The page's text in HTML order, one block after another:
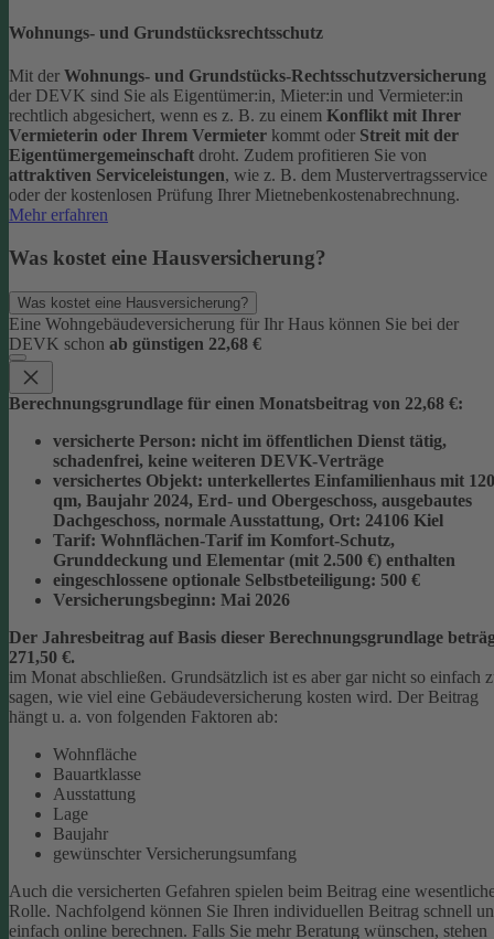
Wohnungs- und Grundstücksrechtsschutz
Mit der Wohnungs- und Grundstücks-Rechtsschutzversicherung
der DEVK sind Sie als Eigentümer:in, Mieter:in und Vermieter:in
rechtlich abgesichert, wenn es z. B. zu einem Konflikt mit Ihrer
Vermieterin oder Ihrem Vermieter kommt oder Streit mit der
Eigentümergemeinschaft droht. Zudem profitieren Sie von
attraktiven Serviceleistungen, wie z. B. dem Mustervertragsservice
oder der kostenlosen Prüfung Ihrer Mietnebenkostenabrechnung.
Mehr erfahren
Was kostet eine Hausversicherung?
Was kostet eine Hausversicherung?
Eine Wohngebäudeversicherung für Ihr Haus können Sie bei der
DEVK schon ab günstigen 22,68 €
Berechnungsgrundlage für einen Monatsbeitrag von 22,68 €:
versicherte Person: nicht im öffentlichen Dienst tätig,
schadenfrei, keine weiteren DEVK-Verträge
versichertes Objekt: unterkellertes Einfamilienhaus mit 120
qm, Baujahr 2024, Erd- und Obergeschoss, ausgebautes
Dachgeschoss, normale Ausstattung, Ort: 24106 Kiel
Tarif: Wohnflächen-Tarif im Komfort-Schutz,
Grunddeckung und Elementar (mit 2.500 €) enthalten
eingeschlossene optionale Selbstbeteiligung: 500 €
Versicherungsbeginn: Mai 2026
Der Jahresbeitrag auf Basis dieser Berechnungsgrundlage
271,50 €.
im Monat abschließen. Grundsätzlich ist es aber gar nicht so einfach
sagen, wie viel eine Gebäudeversicherung kosten wird. Der Beitrag
hängt u. a. von folgenden Faktoren ab:
Wohnfläche
Bauartklasse
Ausstattung
Lage
Baujahr
gewünschter Versicherungsumfang
Auch die versicherten Gefahren spielen beim Beitrag eine
Rolle. Nachfolgend können Sie Ihren individuellen Beitrag schnell
einfach online berechnen. Falls Sie mehr Beratung wünschen, stehen